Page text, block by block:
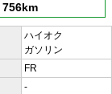
756km
ハイオク
ガソリン
FR
-